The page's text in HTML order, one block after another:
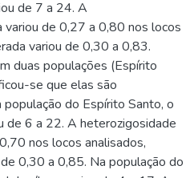
de 7 a 24. A
de 0,27 a 0,80 nos locos
variou de 0,30 a 0,83.
duas populações (Espírito
se que elas são
do Espírito Santo, o
de 6 a 22. A heterozigosidade
nos locos analisados,
0,30 a 0,85. Na população do